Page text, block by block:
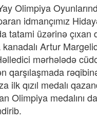
Olimpiya
idmançımız
tatami üzərinə
Artur
mərhələdə
qarşılaşmada
ilk qızıl medalı
Olimpiya